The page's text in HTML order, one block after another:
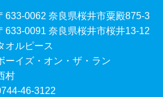
633-0062 奈良県桜井市粟殿875-3
633-0091 奈良県桜井市桜井13-12
オルピース
ーイズ・オン・ザ・ラン
村
46-3122